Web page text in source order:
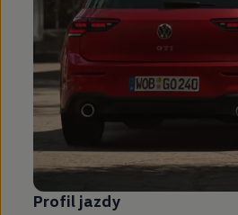
Profil jazdy